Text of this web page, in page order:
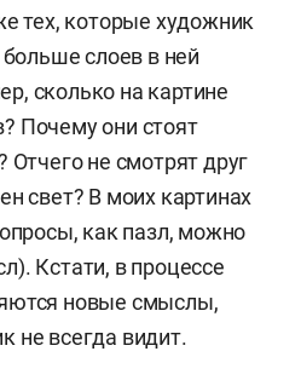
тех, которые художник
слоев в ней
сколько на картине
Почему они стоят
Отчего не смотрят друг
свет? В моих картинах
как пазл, можно
Кстати, в процессе
новые смыслы,
не всегда видит.